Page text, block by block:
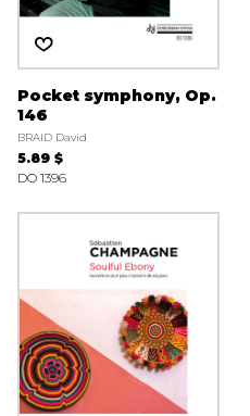
Pocket symphony, Op.
146
BRAID David
5.89 $
DO 1396